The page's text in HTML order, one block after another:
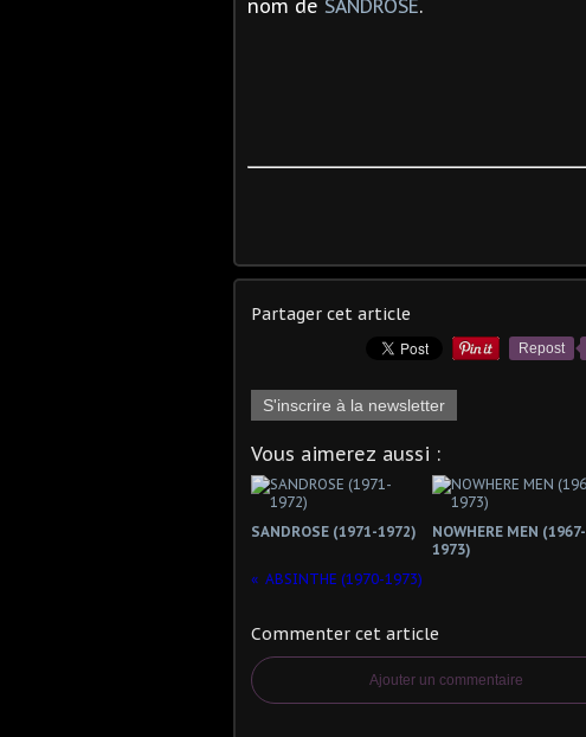
nom de SANDROSE.
Partager cet article
Repost
S'inscrire à la newsletter
Vous aimerez aussi :
SANDROSE (1971-1972)
NOWHERE MEN (1967-
1973)
ABSINTHE (1970-1973)
Commenter cet article
Ajouter un commentaire